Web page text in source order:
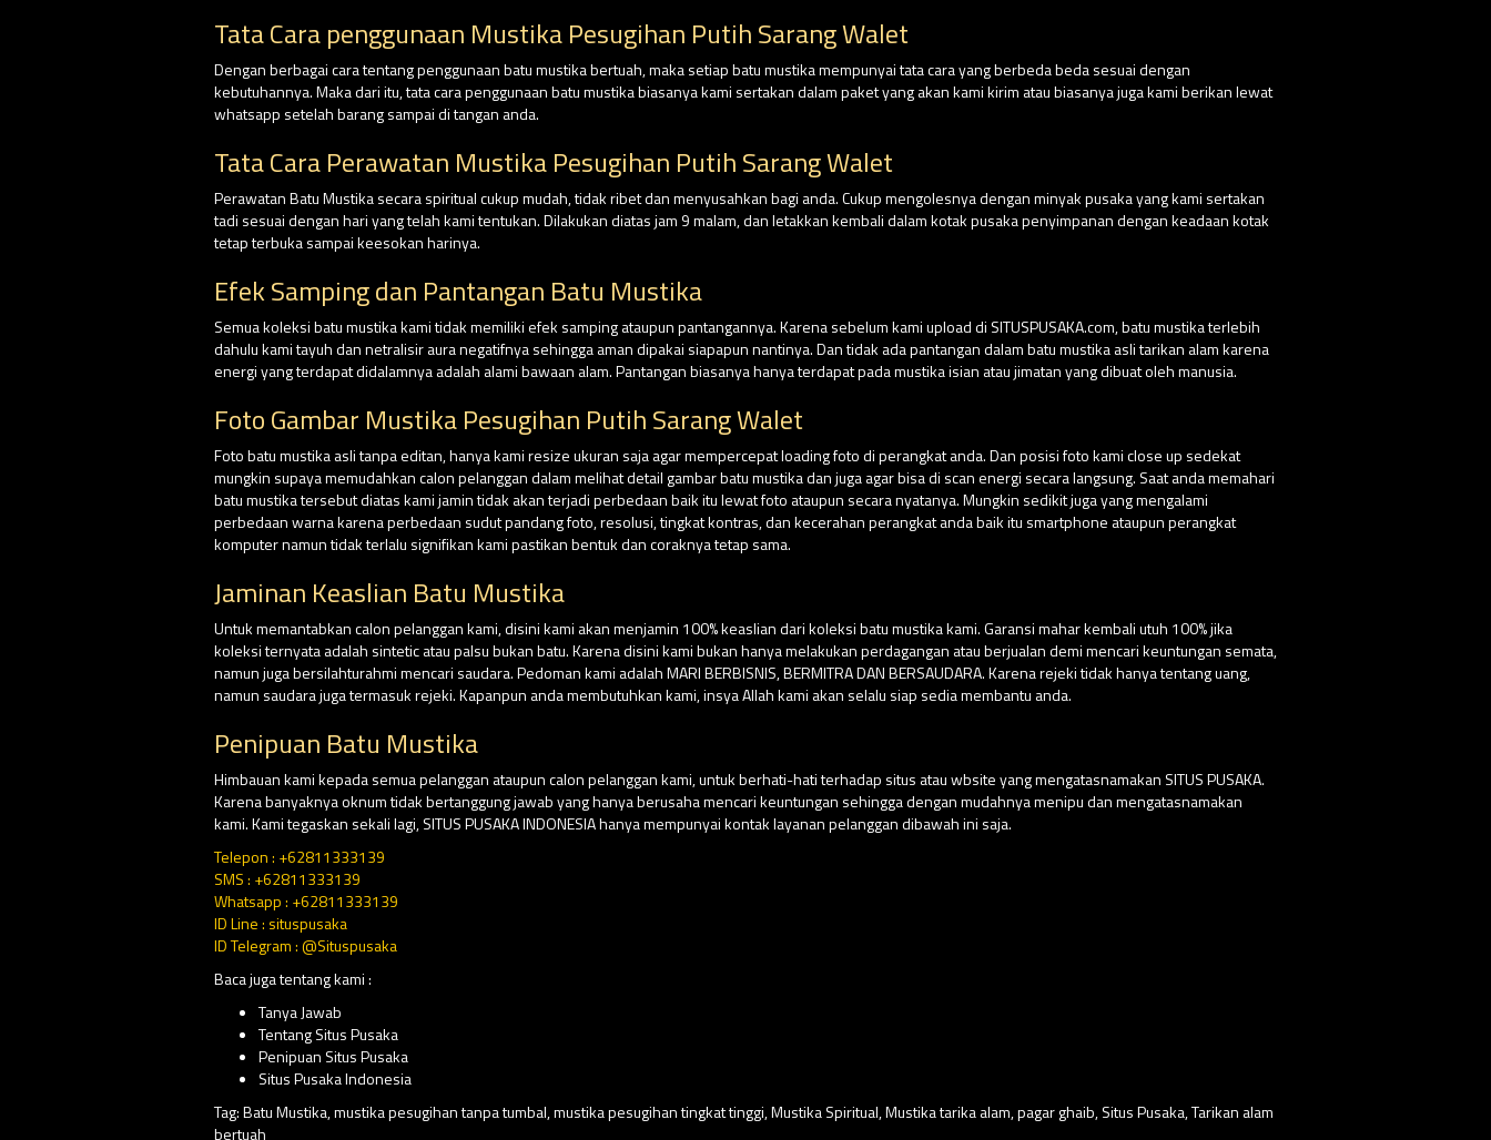
Tata Cara penggunaan Mustika Pesugihan Putih Sarang Walet
Dengan berbagai cara tentang penggunaan batu mustika bertuah, maka setiap batu mustika mempunyai tata cara yang berbeda beda sesuai dengan
kebutuhannya. Maka dari itu, tata cara penggunaan batu mustika biasanya kami sertakan dalam paket yang akan kami kirim atau biasanya juga kami berikan lewat
whatsapp setelah barang sampai di tangan anda.
Tata Cara Perawatan Mustika Pesugihan Putih Sarang Walet
Perawatan Batu Mustika secara spiritual cukup mudah, tidak ribet dan menyusahkan bagi anda. Cukup mengolesnya dengan minyak pusaka yang kami sertakan
tadi sesuai dengan hari yang telah kami tentukan. Dilakukan diatas jam 9 malam, dan letakkan kembali dalam kotak pusaka penyimpanan dengan keadaan kotak
tetap terbuka sampai keesokan harinya.
Efek Samping dan Pantangan Batu Mustika
Semua koleksi batu mustika kami tidak memiliki efek samping ataupun pantangannya. Karena sebelum kami upload di SITUSPUSAKA.com, batu mustika terlebih
dahulu kami tayuh dan netralisir aura negatifnya sehingga aman dipakai siapapun nantinya. Dan tidak ada pantangan dalam batu mustika asli tarikan alam karena
energi yang terdapat didalamnya adalah alami bawaan alam. Pantangan biasanya hanya terdapat pada mustika isian atau jimatan yang dibuat oleh manusia.
Foto Gambar Mustika Pesugihan Putih Sarang Walet
Foto batu mustika asli tanpa editan, hanya kami resize ukuran saja agar mempercepat loading foto di perangkat anda. Dan posisi foto kami close up sedekat
mungkin supaya memudahkan calon pelanggan dalam melihat detail gambar batu mustika dan juga agar bisa di scan energi secara langsung. Saat anda memahari
batu mustika tersebut diatas kami jamin tidak akan terjadi perbedaan baik itu lewat foto ataupun secara nyatanya. Mungkin sedikit juga yang mengalami
perbedaan warna karena perbedaan sudut pandang foto, resolusi, tingkat kontras, dan kecerahan perangkat anda baik itu smartphone ataupun perangkat
komputer namun tidak terlalu signifikan kami pastikan bentuk dan coraknya tetap sama.
Jaminan Keaslian Batu Mustika
Untuk memantabkan calon pelanggan kami, disini kami akan menjamin 100% keaslian dari koleksi batu mustika kami. Garansi mahar kembali utuh 100% jika
koleksi ternyata adalah sintetic atau palsu bukan batu. Karena disini kami bukan hanya melakukan perdagangan atau berjualan demi mencari keuntungan semata,
namun juga bersilahturahmi mencari saudara. Pedoman kami adalah MARI BERBISNIS, BERMITRA DAN BERSAUDARA. Karena rejeki tidak hanya tentang uang,
namun saudara juga termasuk rejeki. Kapanpun anda membutuhkan kami, insya Allah kami akan selalu siap sedia membantu anda.
Penipuan Batu Mustika
Himbauan kami kepada semua pelanggan ataupun calon pelanggan kami, untuk berhati-hati terhadap situs atau wbsite yang mengatasnamakan SITUS PUSAKA.
Karena banyaknya oknum tidak bertanggung jawab yang hanya berusaha mencari keuntungan sehingga dengan mudahnya menipu dan mengatasnamakan
kami. Kami tegaskan sekali lagi, SITUS PUSAKA INDONESIA hanya mempunyai kontak layanan pelanggan dibawah ini saja.
Telepon : +62811333139
SMS : +62811333139
Whatsapp : +62811333139
ID Line : situspusaka
ID Telegram : @Situspusaka
Baca juga tentang kami :
Tanya Jawab
Tentang Situs Pusaka
Penipuan Situs Pusaka
Situs Pusaka Indonesia
Tag:Batu Mustika,mustika pesugihan tanpa tumbal,mustika pesugihan tingkat tinggi,Mustika Spiritual,Mustika tarika alam,pagar ghaib,Situs Pusaka,Tarikan alam
bertuah